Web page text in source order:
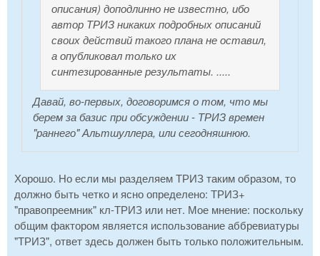
описания) доподлинно не известно, ибо
автор ТРИЗ никаких подробных описаний
своих действий такого плана не оставил,
а опубликовал только их
синтезированные результаты. .....
Давай, во-первых, договоримся о том, что мы
берем за базис при обсуждении - ТРИЗ времен
"раннего" Альтшуллера, или сегодняшнюю.
Хорошо. Но если мы разделяем ТРИЗ таким образом, то
должно быть четко и ясно определено: ТРИЗ+
"правопреемник" кл-ТРИЗ или нет. Мое мнение: поскольку
общим фактором является использование аббревиатуры
"ТРИЗ", ответ здесь должен быть только положительным.